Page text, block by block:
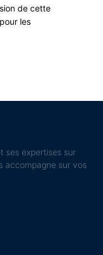
de cette
les
ses expertises sur
accompagne sur vos